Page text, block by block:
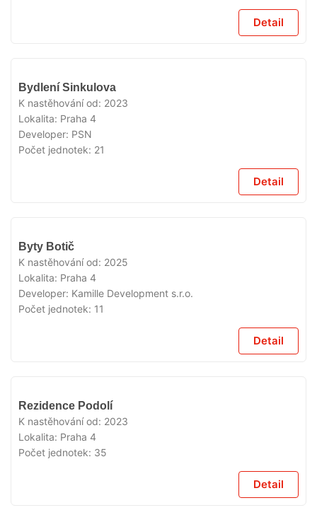
Detail
Bydlení Sinkulova
K nastěhování od: 2023
Lokalita: Praha 4
Developer: PSN
Počet jednotek: 21
Detail
Byty Botič
K nastěhování od: 2025
Lokalita: Praha 4
Developer: Kamille Development s.r.o.
Počet jednotek: 11
Detail
Rezidence Podolí
K nastěhování od: 2023
Lokalita: Praha 4
Počet jednotek: 35
Detail